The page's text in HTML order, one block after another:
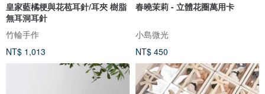
皇家藍橘梗與花苞耳針/耳夾 樹脂
無耳洞耳針
竹輪手作
NT$ 1,013
春曉茉莉 - 立體花圈萬用卡
小島微光
NT$ 450